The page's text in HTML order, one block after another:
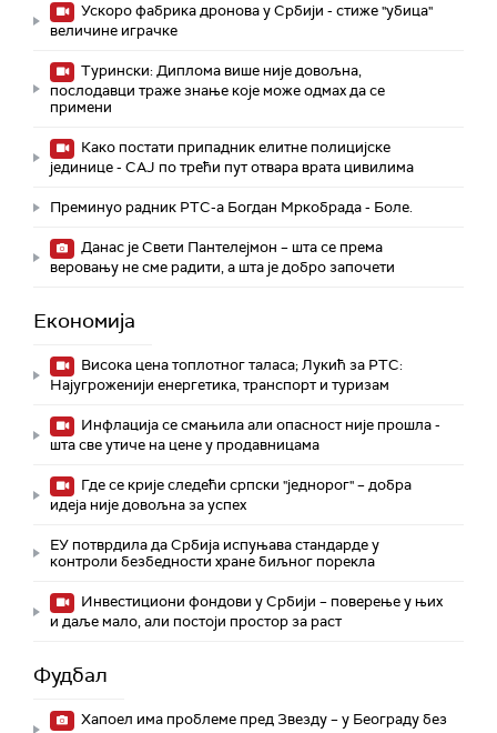
Ускоро фабрика дронова у Србији - стиже "убица"
величине играчке
Турински: Диплома више није довољна,
послодавци траже знање које може одмах да се
примени
Како постати припадник елитне полицијске
јединице - СAJ по трећи пут отвара врата цивилима
Преминуо радник РТС-а Богдан Мркобрада - Боле.
Данас је Свети Пантелејмон – шта се према
веровању не сме радити, а шта је добро започети
Економија
Висока цена топлотног таласа; Лукић за РТС:
Најугроженији енергетика, транспорт и туризам
Инфлација се смањила али опасност није прошла -
шта све утиче на цене у продавницама
Где се крије следећи српски "једнорог" – добра
идеја није довољна за успех
ЕУ потврдила да Србија испуњава стандарде у
контроли безбедности хране биљног порекла
Инвестициони фондови у Србији – поверење у њих
и даље мало, али постоји простор за раст
Фудбал
Хапоел има проблеме пред Звезду – у Београду без